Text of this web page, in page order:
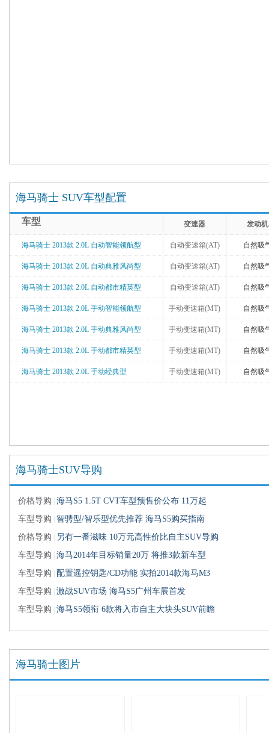
海马骑士 SUV车型配置
车型 变速器 发动机
海马骑士 2013款 2.0L 自动智能领航型 自动变速箱(AT) 自然吸
海马骑士 2013款 2.0L 自动典雅风尚型 自动变速箱(AT) 自然吸
海马骑士 2013款 2.0L 自动都市精英型 自动变速箱(AT) 自然吸
海马骑士 2013款 2.0L 手动智能领航型 手动变速箱(MT) 自然吸
海马骑士 2013款 2.0L 手动典雅风尚型 手动变速箱(MT) 自然吸
海马骑士 2013款 2.0L 手动都市精英型 手动变速箱(MT) 自然吸
海马骑士 2013款 2.0L 手动经典型 手动变速箱(MT) 自然吸
海马骑士SUV导购
价格导购 海马S5 1.5T CVT车型预售价公布 11万起
车型导购 智骋型/智乐型优先推荐 海马S5购买指南
价格导购 另有一番滋味 10万元高性价比自主SUV导购
车型导购 海马2014年目标销量20万 将推3款新车型
车型导购 配置遥控钥匙/CD功能 实拍2014款海马M3
车型导购 激战SUV市场 海马S5广州车展首发
车型导购 海马S5领衔 6款将入市自主大块头SUV前瞻
海马骑士图片